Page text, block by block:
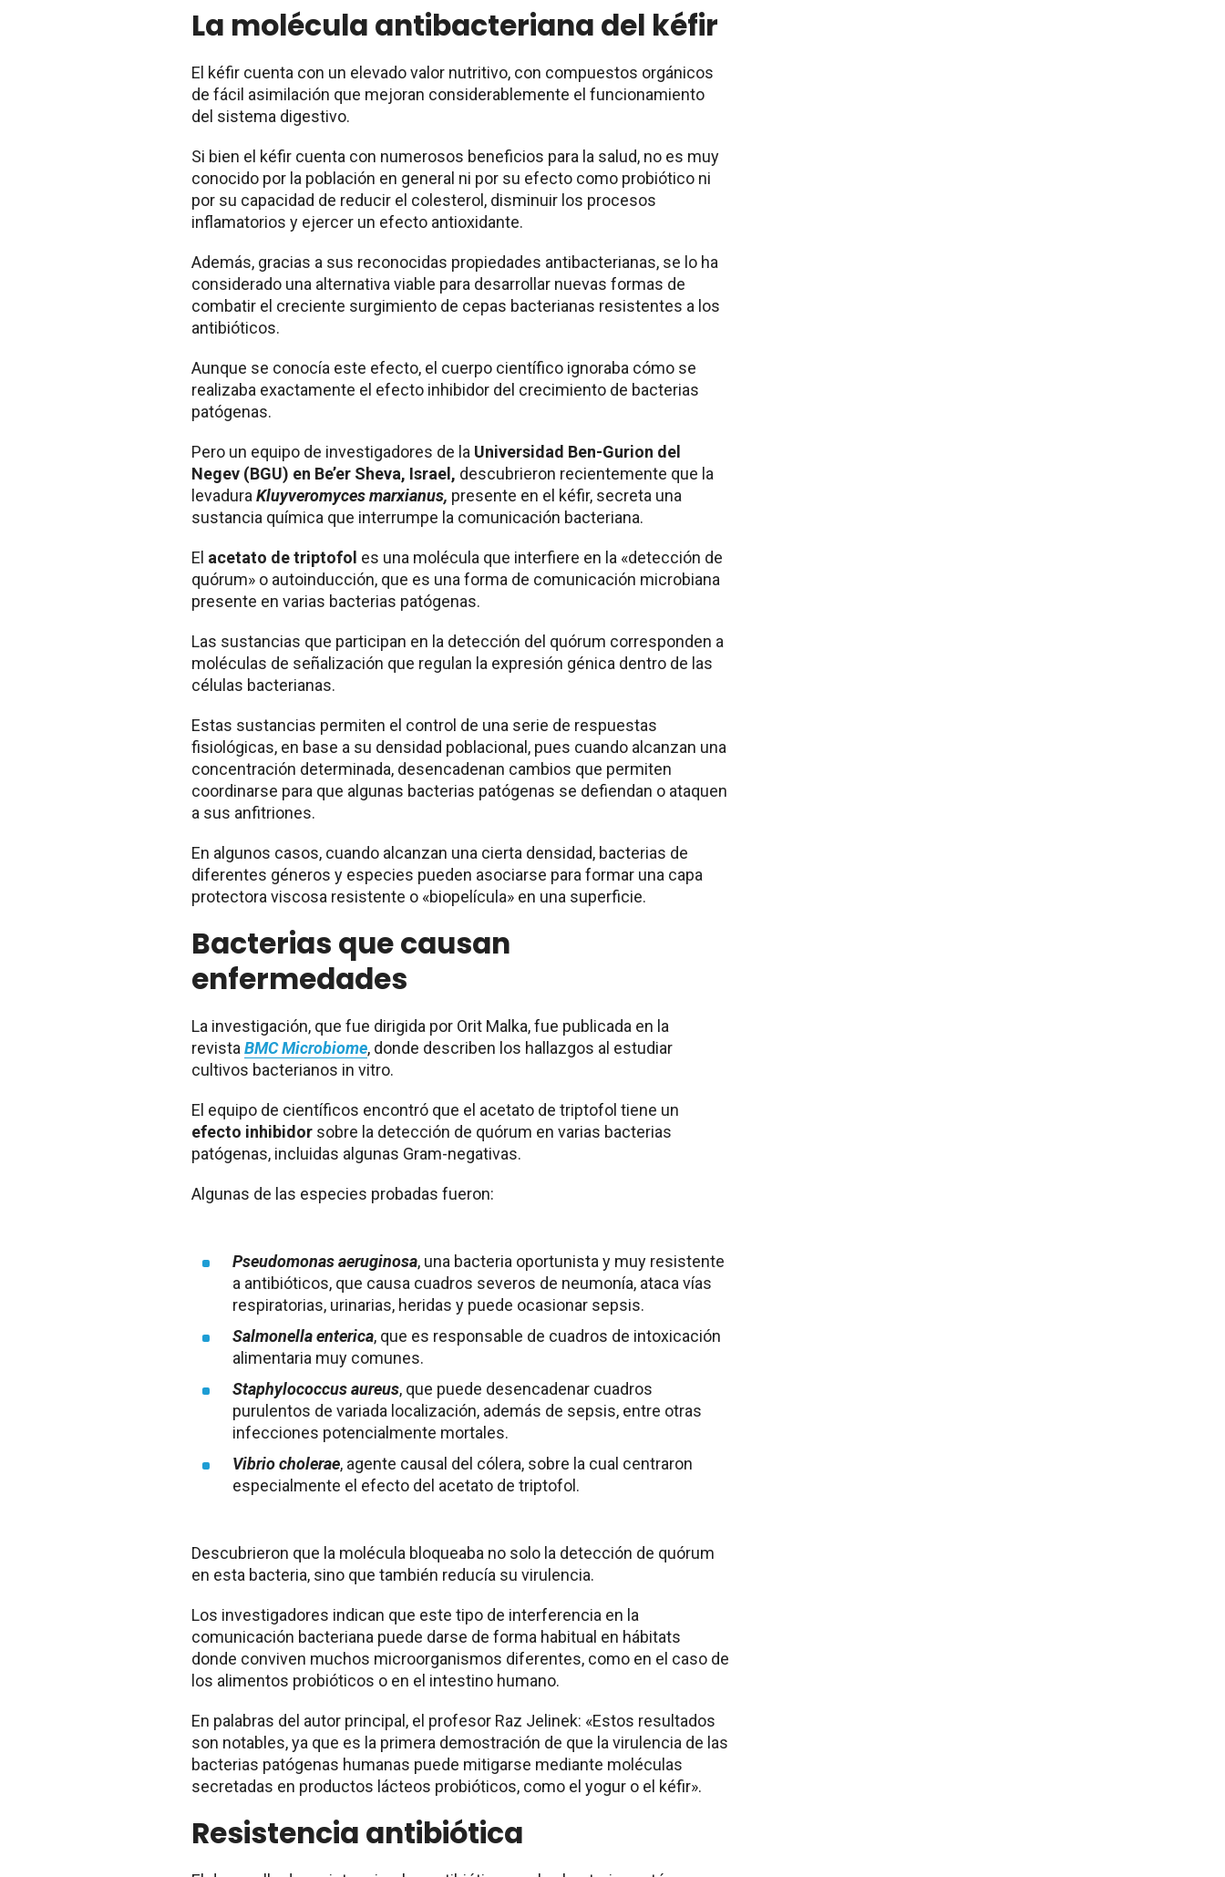
La molécula antibacteriana del kéfir
El kéfir cuenta con un elevado valor nutritivo, con compuestos orgánicos
de fácil asimilación que mejoran considerablemente el funcionamiento
del sistema digestivo.
Si bien el kéfir cuenta con numerosos beneficios para la salud, no es muy
conocido por la población en general ni por su efecto como probiótico ni
por su capacidad de reducir el colesterol, disminuir los procesos
inflamatorios y ejercer un efecto antioxidante.
Además, gracias a sus reconocidas propiedades antibacterianas, se lo ha
considerado una alternativa viable para desarrollar nuevas formas de
combatir el creciente surgimiento de cepas bacterianas resistentes a los
antibióticos.
Aunque se conocía este efecto, el cuerpo científico ignoraba cómo se
realizaba exactamente el efecto inhibidor del crecimiento de bacterias
patógenas.
Pero un equipo de investigadores de la Universidad Ben-Gurion del
Negev (BGU) en Be’er Sheva, Israel, descubrieron recientemente que la
levadura Kluyveromyces marxianus, presente en el kéfir, secreta una
sustancia química que interrumpe la comunicación bacteriana.
El acetato de triptofol es una molécula que interfiere en la «detección de
quórum» o autoinducción, que es una forma de comunicación microbiana
presente en varias bacterias patógenas.
Las sustancias que participan en la detección del quórum corresponden a
moléculas de señalización que regulan la expresión génica dentro de las
células bacterianas.
Estas sustancias permiten el control de una serie de respuestas
fisiológicas, en base a su densidad poblacional, pues cuando alcanzan una
concentración determinada, desencadenan cambios que permiten
coordinarse para que algunas bacterias patógenas se defiendan o ataquen
a sus anfitriones.
En algunos casos, cuando alcanzan una cierta densidad, bacterias de
diferentes géneros y especies pueden asociarse para formar una capa
protectora viscosa resistente o «biopelícula» en una superficie.
Bacterias que causan
enfermedades
La investigación, que fue dirigida por Orit Malka, fue publicada en la
revista BMC Microbiome, donde describen los hallazgos al estudiar
cultivos bacterianos in vitro.
El equipo de científicos encontró que el acetato de triptofol tiene un
efecto inhibidor sobre la detección de quórum en varias bacterias
patógenas, incluidas algunas Gram-negativas.
Algunas de las especies probadas fueron:
Pseudomonas aeruginosa, una bacteria oportunista y muy resistente
a antibióticos, que causa cuadros severos de neumonía, ataca vías
respiratorias, urinarias, heridas y puede ocasionar sepsis.
Salmonella enterica, que es responsable de cuadros de intoxicación
alimentaria muy comunes.
Staphylococcus aureus, que puede desencadenar cuadros
purulentos de variada localización, además de sepsis, entre otras
infecciones potencialmente mortales.
Vibrio cholerae, agente causal del cólera, sobre la cual centraron
especialmente el efecto del acetato de triptofol.
Descubrieron que la molécula bloqueaba no solo la detección de quórum
en esta bacteria, sino que también reducía su virulencia.
Los investigadores indican que este tipo de interferencia en la
comunicación bacteriana puede darse de forma habitual en hábitats
donde conviven muchos microorganismos diferentes, como en el caso de
los alimentos probióticos o en el intestino humano.
En palabras del autor principal, el profesor Raz Jelinek: «Estos resultados
son notables, ya que es la primera demostración de que la virulencia de las
bacterias patógenas humanas puede mitigarse mediante moléculas
secretadas en productos lácteos probióticos, como el yogur o el kéfir».
Resistencia antibiótica